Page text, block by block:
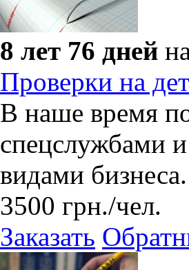
8 лет 76 дней
Проверки на
В наше время
спецслужбами
видами бизнеса.
3500 грн./чел.
Заказать